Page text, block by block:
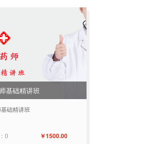
基础精讲班
础精讲班
0 ￥1500.00